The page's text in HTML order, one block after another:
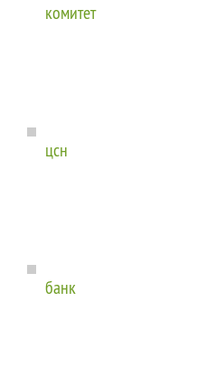
комитет
цсн
банк